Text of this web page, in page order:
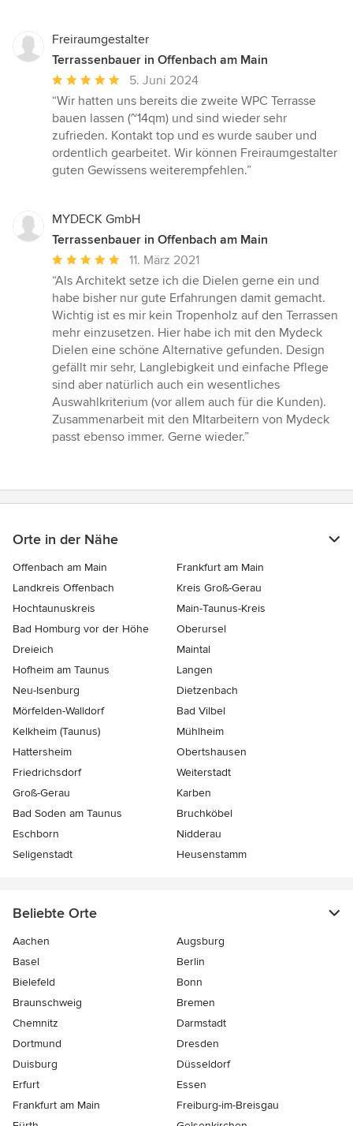
Freiraumgestalter
Terrassenbauer in Offenbach am Main
Durchschnittliche
Bewertung:
5
von
5
Sternen
5. Juni 2024
“Wir hatten uns bereits die zweite WPC Terrasse
bauen lassen (~14qm) und sind wieder sehr
zufrieden. Kontakt top und es wurde sauber und
ordentlich gearbeitet. Wir können Freiraumgestalter
guten Gewissens weiterempfehlen.”
MYDECK GmbH
Terrassenbauer in Offenbach am Main
Durchschnittliche
Bewertung:
5
von
5
Sternen
11. März 2021
“Als Architekt setze ich die Dielen gerne ein und
habe bisher nur gute Erfahrungen damit gemacht.
Wichtig ist es mir kein Tropenholz auf den Terrassen
mehr einzusetzen. Hier habe ich mit den Mydeck
Dielen eine schöne Alternative gefunden. Design
gefällt mir sehr, Langlebigkeit und einfache Pflege
sind aber natürlich auch ein wesentliches
Auswahlkriterium (vor allem auch für die Kunden).
Zusammenarbeit mit den MItarbeitern von Mydeck
passt ebenso immer. Gerne wieder.”
Orte in der Nähe
Offenbach am Main
Frankfurt am Main
Landkreis Offenbach
Kreis Groß-Gerau
Hochtaunuskreis
Main-Taunus-Kreis
Bad Homburg vor der Höhe
Oberursel
Dreieich
Maintal
Hofheim am Taunus
Langen
Neu-Isenburg
Dietzenbach
Mörfelden-Walldorf
Bad Vilbel
Kelkheim (Taunus)
Mühlheim
Hattersheim
Obertshausen
Friedrichsdorf
Weiterstadt
Groß-Gerau
Karben
Bad Soden am Taunus
Bruchköbel
Eschborn
Nidderau
Seligenstadt
Heusenstamm
Beliebte Orte
Aachen
Augsburg
Basel
Berlin
Bielefeld
Bonn
Braunschweig
Bremen
Chemnitz
Darmstadt
Dortmund
Dresden
Duisburg
Düsseldorf
Erfurt
Essen
Frankfurt am Main
Freiburg-im-Breisgau